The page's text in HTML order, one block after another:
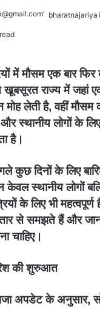
bharatnajariya
में मौसम एक बार
राज्य में जहां
मोह लेती है, वहीं मौसम
और स्थानीय लोगों के
है।
कुछ दिनों के लिए
केवल स्थानीय लोगों
के लिए भी
से समझते हैं और
चाहिए।
की शुरुआत
अपडेट के अनुसार,